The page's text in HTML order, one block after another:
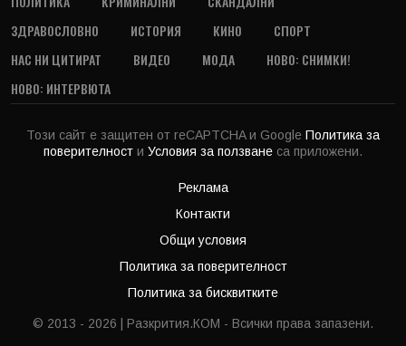
ЗДРАВОСЛОВНО
ИСТОРИЯ КИНО
СПОРТ
НАС НИ ЦИТИРАТ
ВИДЕО МОДА
НОВО: СНИМКИ!
НОВО: ИНТЕРВЮТА
Този сайт е защитен от reCAPTCHA и Google Политика за
поверителност и Условия за ползване са приложени.
Реклама
Контакти
Общи условия
Политика за поверителност
Политика за бисквитките
© 2013 - 2026 | Разкрития.КОМ - Всички права запазени.